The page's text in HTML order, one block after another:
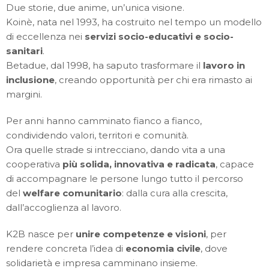
Due storie, due anime, un’unica visione.
Koinè, nata nel 1993, ha costruito nel tempo un modello
di eccellenza nei servizi socio-educativi e socio-
sanitari.
Betadue, dal 1998, ha saputo trasformare il lavoro in
inclusione, creando opportunità per chi era rimasto ai
margini.
Per anni hanno camminato fianco a fianco,
condividendo valori, territori e comunità.
Ora quelle strade si intrecciano, dando vita a una
cooperativa più solida, innovativa e radicata, capace
di accompagnare le persone lungo tutto il percorso
del welfare comunitario: dalla cura alla crescita,
dall’accoglienza al lavoro.
K2B nasce per unire competenze e visioni, per
rendere concreta l’idea di economia civile, dove
solidarietà e impresa camminano insieme.